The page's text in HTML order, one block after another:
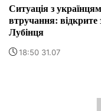
Ситуація з
втручання: відкрите
Лубінця
18:50 31.07